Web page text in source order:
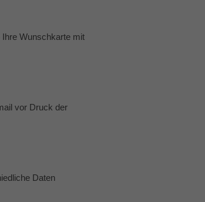
Wunschkarte mit
vor Druck der
Daten